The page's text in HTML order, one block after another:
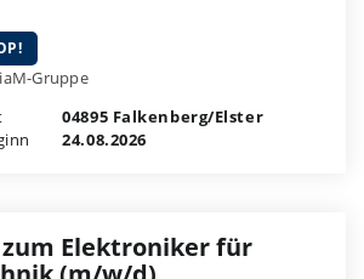
Gruppe
04895 Falkenberg/Elster
24.08.2026
Elektroniker für